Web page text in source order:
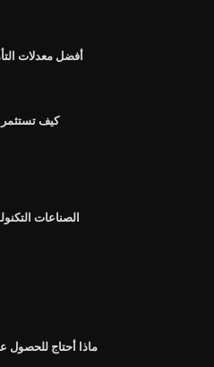
أفضل معدلات
كيف
الصناعات
ماذا أحتاج للحصول